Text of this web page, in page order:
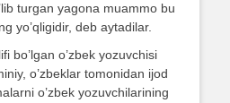
turgan yagona muammo bu
yo’qligidir, deb aytadilar.
bo’lgan o’zbek yozuvchisi
o’zbeklar tomonidan ijod
o’zbek yozuvchilarining